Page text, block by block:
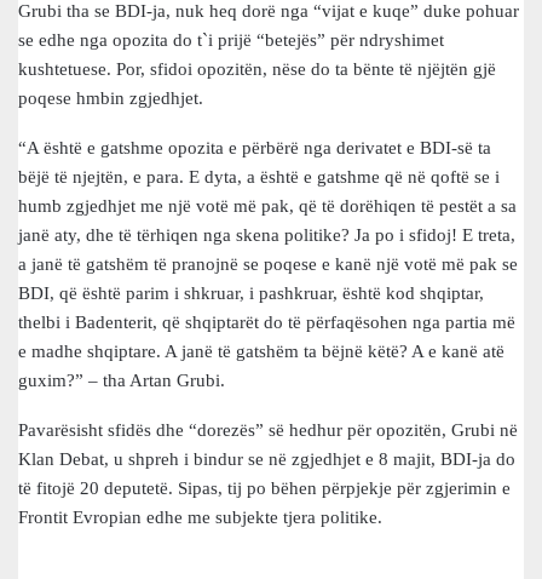
Grubi tha se BDI-ja, nuk heq dorë nga “vijat e kuqe” duke pohuar
se edhe nga opozita do t`i prijë “betejës” për ndryshimet
kushtetuese. Por, sfidoi opozitën, nëse do ta bënte të njëjtën gjë
poqese hmbin zgjedhjet.
“A është e gatshme opozita e përbërë nga derivatet e BDI-së ta
bëjë të njejtën, e para. E dyta, a është e gatshme që në qoftë se i
humb zgjedhjet me një votë më pak, që të dorëhiqen të pestët a sa
janë aty, dhe të tërhiqen nga skena politike? Ja po i sfidoj! E treta,
a janë të gatshëm të pranojnë se poqese e kanë një votë më pak se
BDI, që është parim i shkruar, i pashkruar, është kod shqiptar,
thelbi i Badenterit, që shqiptarët do të përfaqësohen nga partia më
e madhe shqiptare. A janë të gatshëm ta bëjnë këtë? A e kanë atë
guxim?” – tha Artan Grubi.
Pavarësisht sfidës dhe “dorezës” së hedhur për opozitën, Grubi në
Klan Debat, u shpreh i bindur se në zgjedhjet e 8 majit, BDI-ja do
të fitojë 20 deputetë. Sipas, tij po bëhen përpjekje për zgjerimin e
Frontit Evropian edhe me subjekte tjera politike.